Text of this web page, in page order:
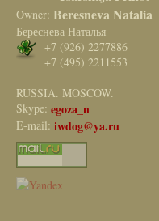
Owner: Beresneva Natalia
Береснева Наталья
+7 (926) 2277886
+7 (495) 2211553
RUSSIA. MOSCOW.
Skype: egoza_n
E-mail: iwdog@ya.ru